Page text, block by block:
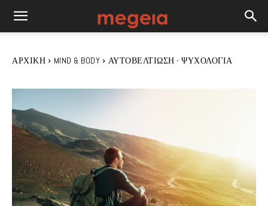
ΑΡΧΙΚΉ MIND & BODY ΑΥΤΟΒΕΛΤΊΩΣΗ - ΨΥΧΟΛΟΓΊΑ